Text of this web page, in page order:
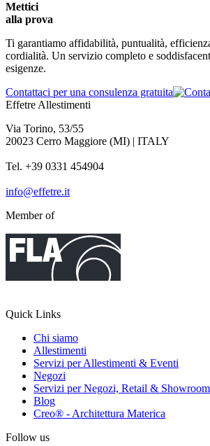
Mettici
alla prova
Ti garantiamo affidabilità, puntualità,
cordialità. Un servizio completo e
esigenze.
Contattaci per una consulenza gratuita
Effetre Allestimenti
Via Torino, 53/55
20023 Cerro Maggiore (MI) | ITALY
Tel. +39 0331 454904
info@effetre.it
Member of
Quick Links
Chi siamo
Allestimenti
Servizi per Allestimenti & Eventi
Negozi
Servizi per Negozi, Retail & Showroom
Blog
Creo® - Architettura Materica
Follow us